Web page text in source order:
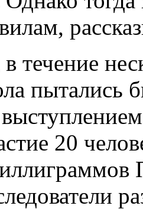
течение
пытались
20